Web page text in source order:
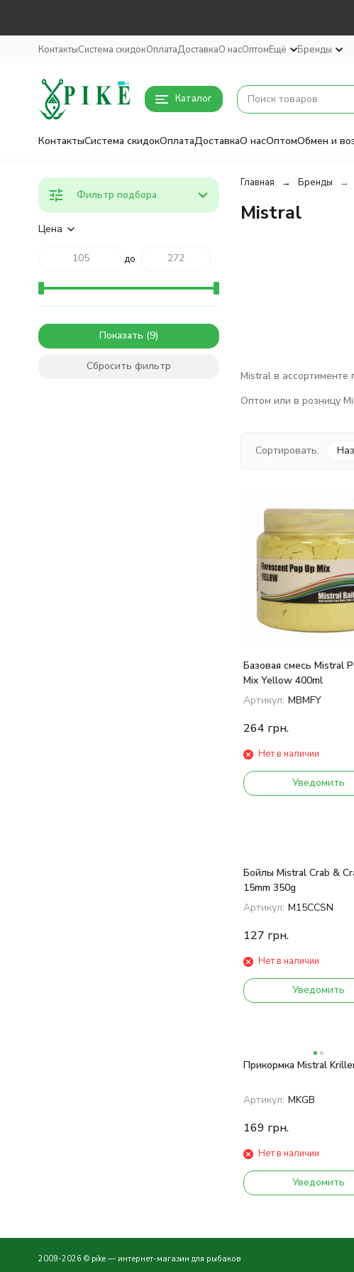
КонтактыСистема скидокОплатаДоставкаО насОптомЕщё Бренды
Каталог
КонтактыСистема скидокОплатаДоставкаО насОптомОбмен и
Главная Бренды
Mistral
Mistral в ассортименте
Оптом или в розницу
Сортировать:
Базовая смесь Mistral
Mix Yellow 400ml
Артикул: MBMFY
264 грн.
Нет в наличии
Уведомить
Бойлы Mistral Crab &
15mm 350g
Артикул: M15CCSN
127 грн.
Нет в наличии
Уведомить
Прикормка Mistral
Артикул: MKGB
169 грн.
Нет в наличии
Уведомить
Фильтр подбора
Цена
до
Показать
Сбросить фильтр
2009-2026 © pike — интернет-магазин для рыбаков